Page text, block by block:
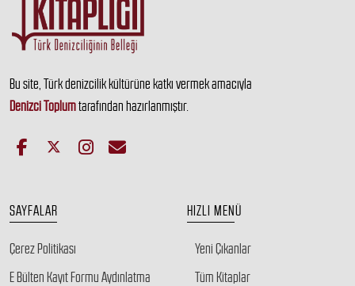
Bu site, Türk denizcilik kültürüne katkı vermek amacıyla
Denizci Toplumtarafından hazırlanmıştır.
SAYFALAR
Çerez Politikası
E Bülten Kayıt Formu Aydınlatma
HIZLI MENÜ
Yeni Çıkanlar
Tüm Kitaplar